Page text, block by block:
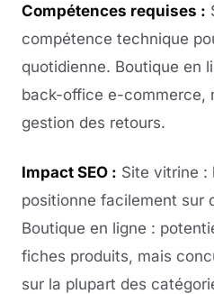
Compétences requises :
compétence technique
quotidienne. Boutique en
back-office e-commerce,
gestion des retours.
Impact SEO : Site vitrine :
positionne facilement sur
Boutique en ligne :
fiches produits, mais
sur la plupart des